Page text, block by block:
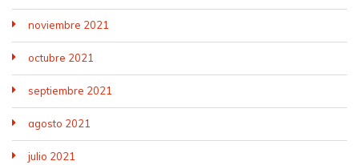
noviembre 2021
octubre 2021
septiembre 2021
agosto 2021
julio 2021